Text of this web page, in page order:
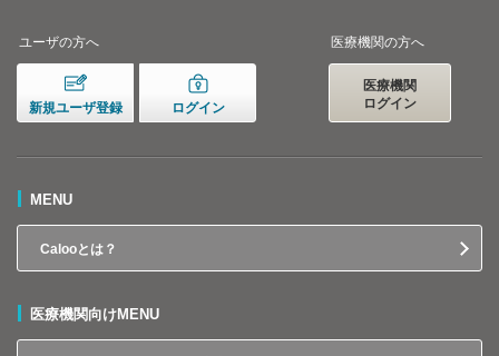
ユーザの方へ
新規ユーザ登録 ログイン
医療機関の方へ
医療機関
ログイン
MENU
Calooとは？
医療機関向けMENU